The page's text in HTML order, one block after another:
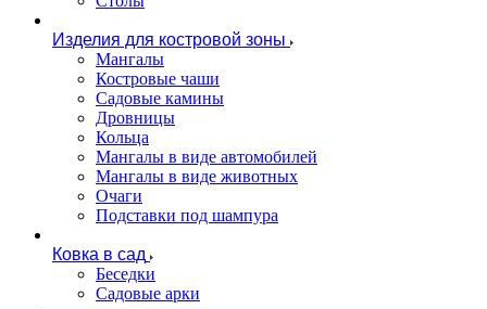
Изделия для костровой зоны
Мангалы
Костровые чаши
Садовые камины
Дровницы
Кольца
Мангалы в виде автомобилей
Мангалы в виде животных
Очаги
Подставки под шампура
Ковка в сад
Беседки
Садовые арки